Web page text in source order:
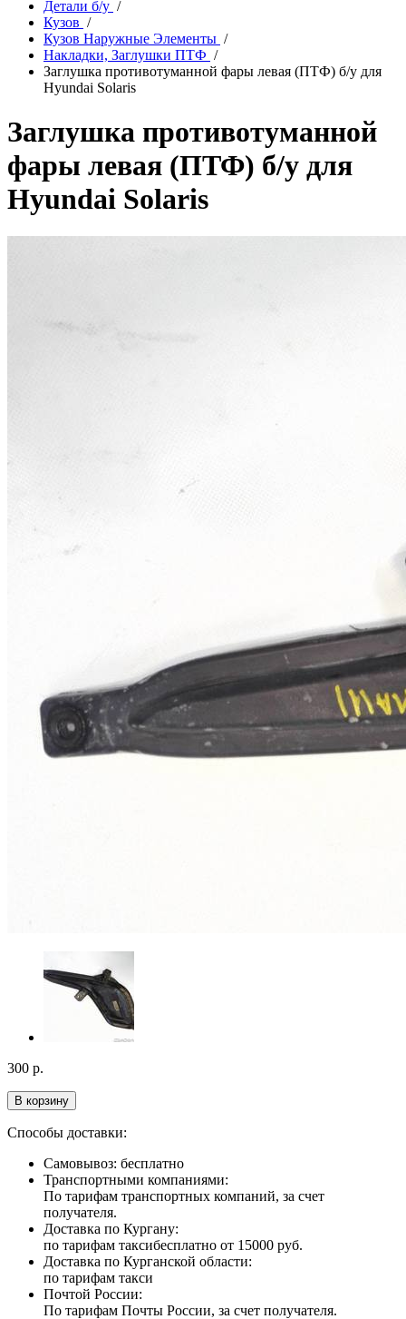
Детали б/у /
Кузов /
Кузов Наружные Элементы /
Накладки, Заглушки ПТФ /
Заглушка противотуманной фары левая (ПТФ) б/у для
Hyundai Solaris
Заглушка противотуманной
фары левая (ПТФ) б/у для
Hyundai Solaris
300 р.
В корзину
Способы доставки:
Самовывоз: бесплатно
Транспортными компаниями:
По тарифам транспортных компаний, за счет
получателя.
Доставка по Кургану:
по тарифам таксибесплатно от 15000 руб.
Доставка по Курганской области:
по тарифам такси
Почтой России:
По тарифам Почты России, за счет получателя.